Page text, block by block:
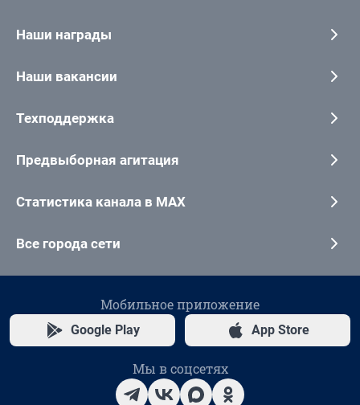
Наши награды
Наши вакансии
Техподдержка
Предвыборная агитация
Статистика канала в MAX
Все города сети
Мобильное приложение
Google Play App Store
Мы в соцсетях